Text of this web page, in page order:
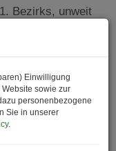
Bezirks, unweit
auf
bis 1.
Einwilligung
sowie zur
personenbezogene
Sie in unserer
.